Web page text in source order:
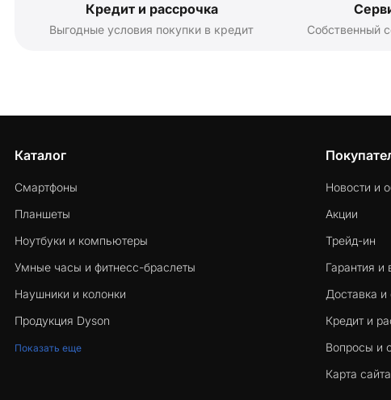
Кредит и рассрочка
Выгодные условия покупки в кредит Собственный
Каталог
Смартфоны
Планшеты
Ноутбуки и компьютеры
Умные часы и фитнесс-браслеты
Наушники и колонки
Продукция Dyson
Показать еще
Новости и
Акции
Трейд-ин
Гарантия и
Доставка и
Кредит и
Вопросы и
Карта сайта